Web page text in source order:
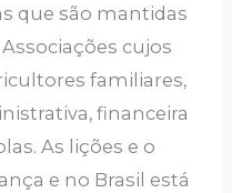
que são mantidas
cujos
familiares,
financeira
As lições e o
e no Brasil está